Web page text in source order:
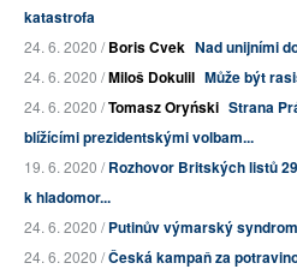
katastrofa
24. 6. 2020 /Boris Cvek Nad unijními
24. 6. 2020 /Miloš Dokulil Může být
24. 6. 2020 /Tomasz Oryński Strana
blížícími prezidentskými volbam...
19. 6. 2020 /Rozhovor Britských listů
k hladomor...
24. 6. 2020 /Putinův výmarský syndrom
24. 6. 2020 /Česká kampaň za